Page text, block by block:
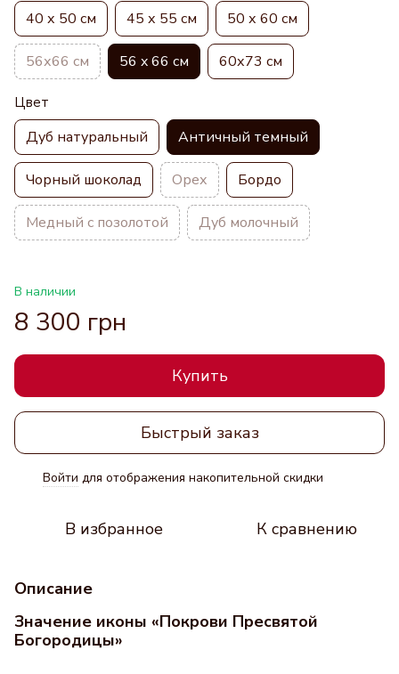
40 х 50 см 45 х 55 см 50 х 60 см
56х66 см 56 x 66 см 60х73 см
Цвет
Дуб натуральный Античный темный
Чорный шоколад Орех Бордо
Медный с позолотой Дуб молочный
В наличии
8 300 грн
Купить
Быстрый заказ
Войти для отображения накопительной скидки
В избранное К сравнению
Описание
Значение иконы «Покрови Пресвятой
Богородицы»